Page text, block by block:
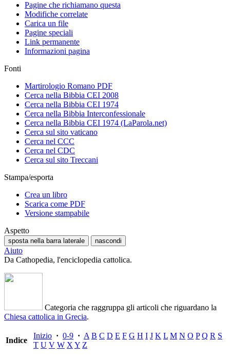
Pagine che richiamano questa
Modifiche correlate
Carica un file
Pagine speciali
Link permanente
Informazioni pagina
Fonti
Martirologio Romano PDF
Cerca nella Bibbia CEI 2008
Cerca nella Bibbia CEI 1974
Cerca nella Bibbia Interconfessionale
Cerca nella Bibbia CEI 1974 (LaParola.net)
Cerca sul sito vaticano
Cerca nel CCC
Cerca nel CDC
Cerca sul sito Treccani
Stampa/esporta
Crea un libro
Scarica come PDF
Versione stampabile
Aspetto
sposta nella barra laterale nascondi
Aiuto
Da Cathopedia, l'enciclopedia cattolica.
Categoria che raggruppa gli articoli che riguardano la
Chiesa cattolica in Grecia.
Indice
Inizio · 0-9 · A B C D E F G H I J K L M N O P Q R S
T U V W XY Z